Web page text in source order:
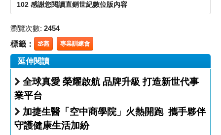
102 感謝您閱讀直銷世紀數位版內容
瀏覽次數: 2454
標籤： 丞燕 專業訓練會
延伸閱讀
全球真愛 榮耀啟航 品牌升級 打造新世代事
業平台
加捷生醫「空中商學院」火熱開跑 攜手夥伴
守護健康生活加紛